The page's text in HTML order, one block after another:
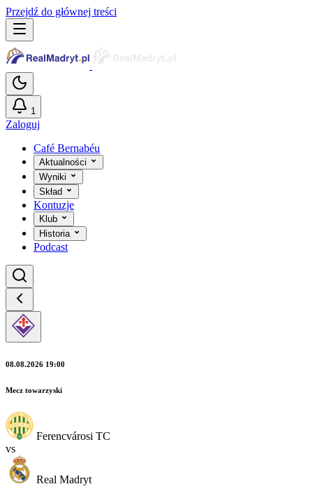
Przejdź do głównej treści
1
Zaloguj
Café Bernabéu
Aktualności
Wyniki
Skład
Kontuzje
Klub
Historia
Podcast
08.08.2026 19:00
Mecz towarzyski
Ferencvárosi TC
vs
Real Madryt